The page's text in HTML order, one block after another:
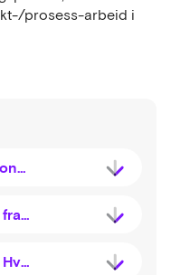
prosess-arbeid i
250121 Invitasjon til dialogkonferanse 21.januar 2025
250121 Masterpresentasjon fra dialogkonferansen 21.januar 2025
250121 For markedsaktører: Hva gi innspill på og hvordan?